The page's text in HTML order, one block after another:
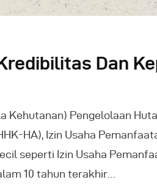
Dan
Kehutanan) Pengelolaan
HA), Izin Usaha
seperti Izin Usaha
10 tahun terakhir…